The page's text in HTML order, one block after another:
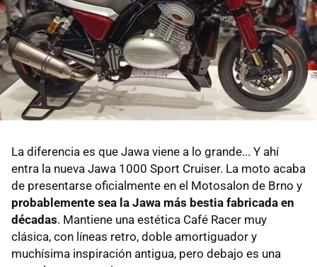
La diferencia es que Jawa viene a lo grande... Y ahí
entra la nueva Jawa 1000 Sport Cruiser. La moto acaba
de presentarse oficialmente en el Motosalon de Brno y
probablemente sea la Jawa más bestia fabricada en
décadas. Mantiene una estética Café Racer muy
clásica, con líneas retro, doble amortiguador y
muchísima inspiración antigua, pero debajo es una